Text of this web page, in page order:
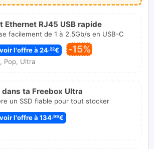
Ethernet RJ45 USB rapide
facilement de 1 à 2.5Gb/s en USB-C
l'offre à 24 ,22€ -15%
Pop, Ultra
dans ta Freebox Ultra
un SSD fiable pour tout stocker
l'offre à 134 ,99€